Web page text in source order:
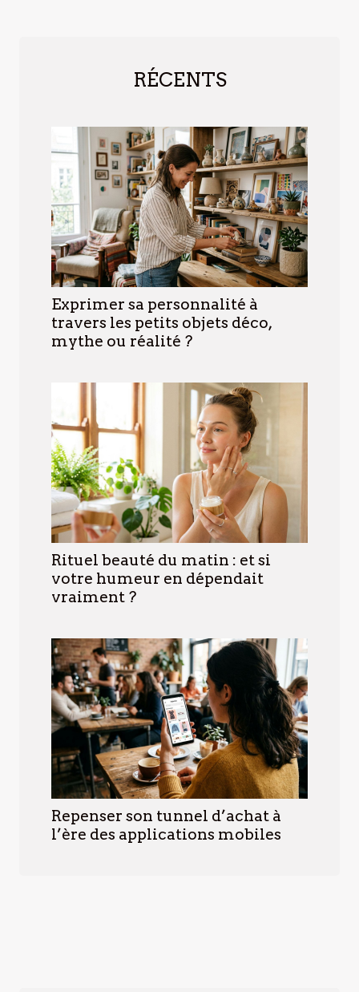
RÉCENTS
Exprimer sa personnalité à
travers les petits objets déco,
mythe ou réalité ?
Rituel beauté du matin : et si
votre humeur en dépendait
vraiment ?
Repenser son tunnel d’achat à
l’ère des applications mobiles